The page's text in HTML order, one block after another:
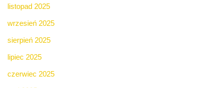
listopad 2025
wrzesień 2025
sierpień 2025
lipiec 2025
czerwiec 2025